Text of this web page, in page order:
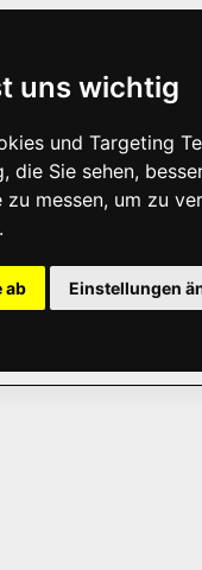
uns wichtig
und Targeting
die Sie sehen,
messen, um zu
ab Einstellungen